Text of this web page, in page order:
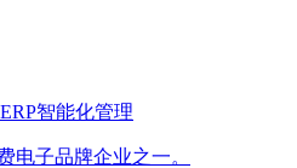
智能化管理
电子品牌企业之一。